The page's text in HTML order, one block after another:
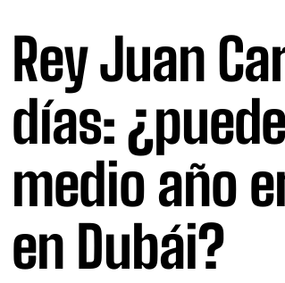
Rey Juan
días:
medio año
en Dubái?